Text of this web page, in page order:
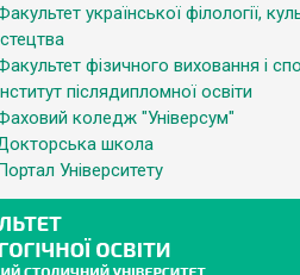
української філології,
фізичного виховання і
післядипломної освіти
коледж "Універсум"
школа
Університету